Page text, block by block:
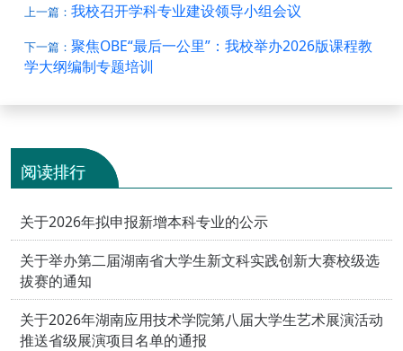
阅读排行
关于2026年拟申报新增本科专业的公示
关于举办第二届湖南省大学生新文科实践创新大赛校级选
拔赛的通知
关于2026年湖南应用技术学院第八届大学生艺术展演活动
推送省级展演项目名单的通报
上一篇： 我校召开学科专业建设领导小组会议
下一篇： 聚焦OBE“最后一公里”：我校举办2026版课程教
学大纲编制专题培训